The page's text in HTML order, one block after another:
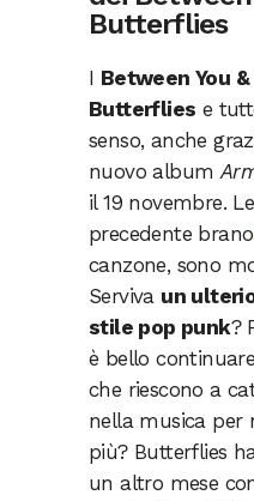
Butterflies
I Between You &
Butterflies e
senso, anche
nuovo album
il 19 novembre.
precedente brano
canzone, sono
Serviva un
stile pop punk?
è bello
che riescono a
nella musica per
più? Butterflies
un altro mese